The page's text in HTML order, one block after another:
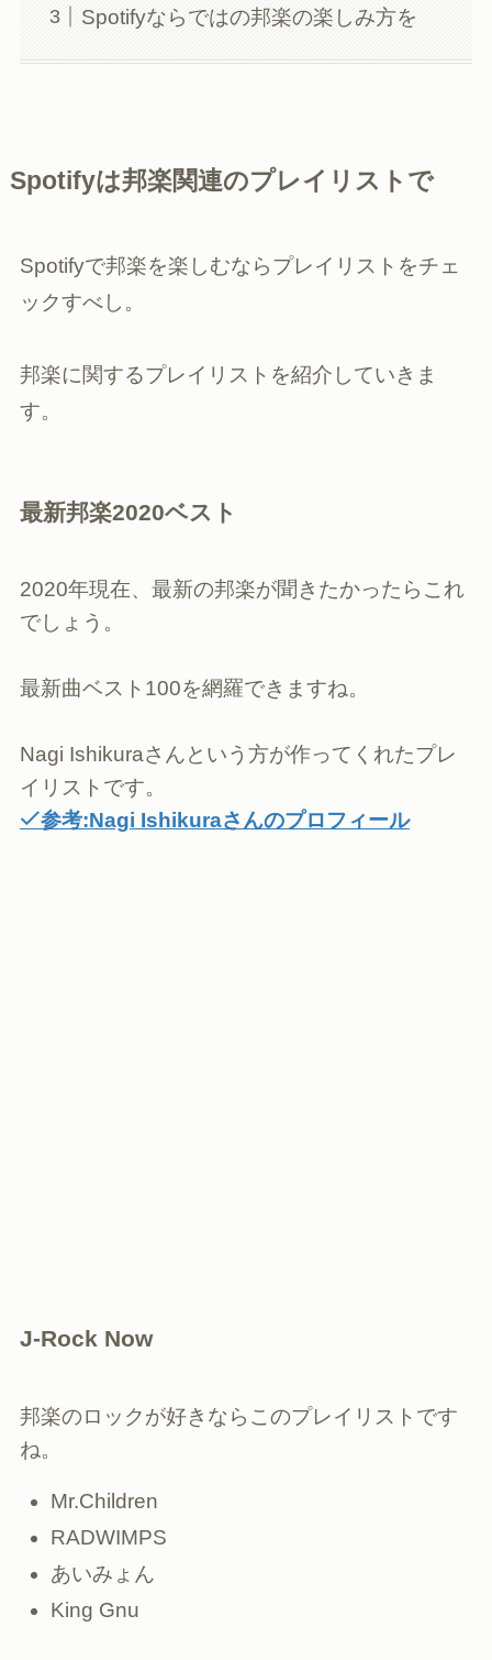
Spotifyならではの邦楽の楽しみ方を
Spotifyは邦楽関連のプレイリストで
Spotifyで邦楽を楽しむならプレイリストをチェ
ックすべし。
邦楽に関するプレイリストを紹介していきま
す。
最新邦楽2020ベスト
2020年現在、最新の邦楽が聞きたかったらこれ
でしょう。
最新曲ベスト100を網羅できますね。
Nagi Ishikuraさんという方が作ってくれたプレ
イリストです。
参考:Nagi Ishikuraさんのプロフィール
J-Rock Now
邦楽のロックが好きならこのプレイリストです
ね。
Mr.Children
RADWIMPS
あいみょん
King Gnu